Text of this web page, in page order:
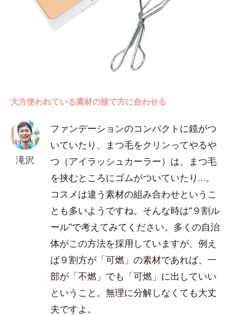
大方使われている素材の捨て方に合わせる
滝沢
ファンデーションのコンパクトに鏡がつ
いていたり、まつ毛をクリンってやるや
つ（アイラッシュカーラー）は、まつ毛
を挟むところにゴムがついていたり…。
コスメは違う素材の組み合わせというこ
とも多いようですね。そんな時は“９割ル
ール”で考えてみてください。多くの自治
体がこの方法を採用していますが、例え
ば９割方が「可燃」の素材であれば、一
部が「不燃」でも「可燃」に出していい
ということ。無理に分解しなくても大丈
夫ですよ。